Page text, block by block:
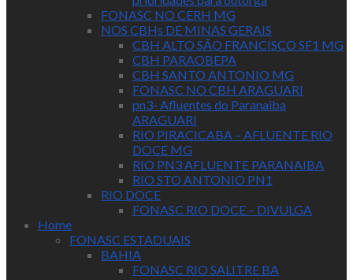
FONASC NO CERH MG
NOS CBHs DE MINAS GERAIS
CBH ALTO SÃO FRANCISCO SF1 MG
CBH PARAOBEPA
CBH SANTO ANTONIO MG
FONASC NO CBH ARAGUARI
pn3- Afluentes do Paranaiba
ARAGUARI
RIO PIRACICABA – AFLUENTE RIO
DOCE MG
RIO PN3 AFLUENTE PARANAIBA
RIO STO ANTONIO PN1
RIO DOCE
FONASC RIO DOCE – DIVULGA
Home
FONASC ESTADUAIS
BAHIA
FONASC RIO SALITRE BA